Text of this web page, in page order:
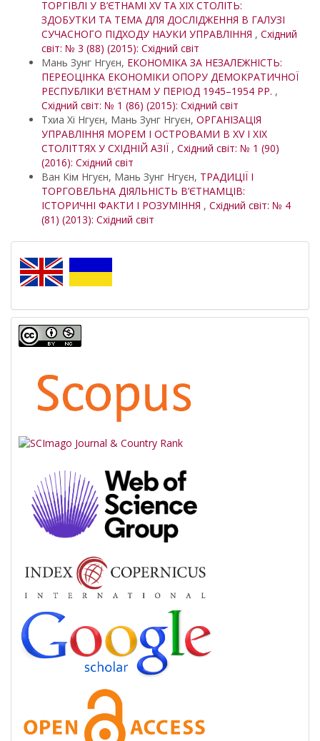
ТОРГІВЛІ У В’ЄТНАМІ XV ТА XIX СТОЛІТЬ:
ЗДОБУТКИ ТА ТЕМА ДЛЯ ДОСЛІДЖЕННЯ В ГАЛУЗІ
СУЧАСНОГО ПІДХОДУ НАУКИ УПРАВЛІННЯ , Східний
світ: № 3 (88) (2015): Східний світ
Мань Зунг Нгуєн, ЕКОНОМІКА ЗА НЕЗАЛЕЖНІСТЬ:
ПЕРЕОЦІНКА ЕКОНОМІКИ ОПОРУ ДЕМОКРАТИЧНОЇ
РЕСПУБЛІКИ В’ЄТНАМ У ПЕРІОД 1945–1954 РР. ,
Східний світ: № 1 (86) (2015): Східний світ
Тхиа Хі Нгуєн, Мань Зунг Нгуєн, ОРГАНІЗАЦІЯ
УПРАВЛІННЯ МОРЕМ І ОСТРОВАМИ В XV І XIX
СТОЛІТТЯХ У СХІДНІЙ АЗІЇ , Східний світ: № 1 (90)
(2016): Східний світ
Ван Кім Нгуєн, Мань Зунг Нгуєн, ТРАДИЦІЇ І
ТОРГОВЕЛЬНА ДІЯЛЬНІСТЬ В’ЄТНАМЦІВ:
ІСТОРИЧНІ ФАКТИ І РОЗУМІННЯ , Східний світ: № 4
(81) (2013): Східний світ